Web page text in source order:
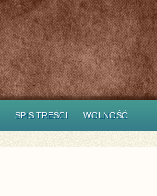
SPIS TREŚCI WOLNOŚĆ